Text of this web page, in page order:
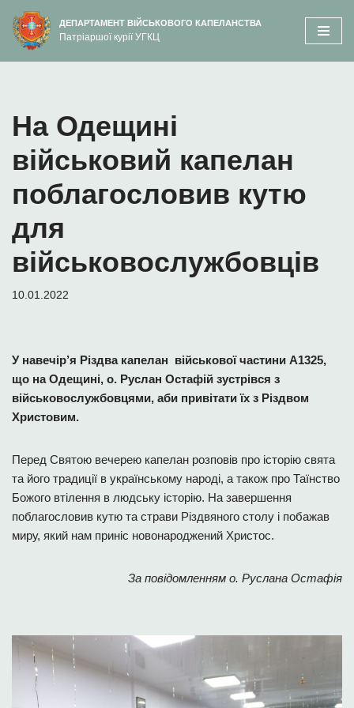
вмісту
Перейти
до
ДЕПАРТАМЕНТ ВІЙСЬКОВОГО КАПЕЛАНСТВА
Патріаршої курії УГКЦ
На Одещині
військовий капелан
поблагословив кутю
для
військовослужбовців
10.01.2022
У навечір’я Різдва капелан військової частини А1325,
що на Одещині, о. Руслан Остафій зустрівся з
військовослужбовцями, аби привітати їх з Різдвом
Христовим.
Перед Святою вечерею капелан розповів про історію свята
та його традиції в українському народі, а також про Таїнство
Божого втілення в людську історію. На завершення
поблагословив кутю та страви Різдвяного столу і побажав
миру, який нам приніс новонароджений Христос.
За повідомленням о. Руслана Остафія